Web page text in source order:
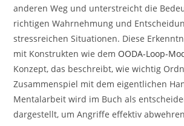
anderen Weg und unterstreicht die
richtigen Wahrnehmung und
stressreichen Situationen. Diese
mit Konstrukten wie dem OODA-Loop-
Konzept, das beschreibt, wie wichtig
Zusammenspiel mit dem eigentlichen
Mentalarbeit wird im Buch als
dargestellt, um Angriffe effektiv